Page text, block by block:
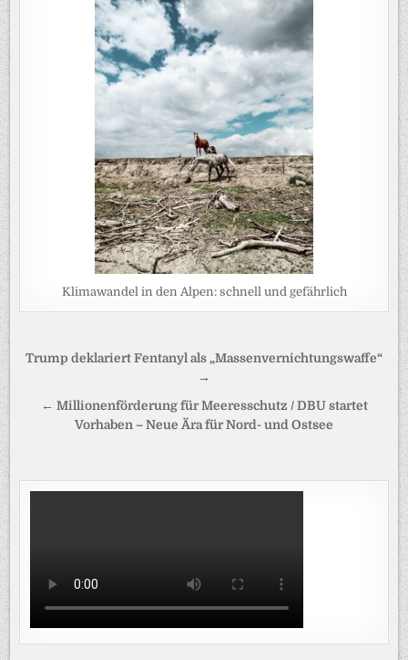
Klimawandel in den Alpen: schnell und gefährlich
Beitragsnavigation
Trump deklariert Fentanyl als „Massenvernichtungswaffe“
→
← Millionenförderung für Meeresschutz / DBU startet
Vorhaben – Neue Ära für Nord- und Ostsee